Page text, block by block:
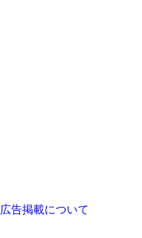
広告掲載について